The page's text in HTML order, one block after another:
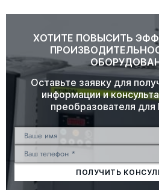
ХОТИТЕ ПОВЫСИТЬ
Оставьте заявку для
информации и
преобразователя
ПОЛУЧИТЬ